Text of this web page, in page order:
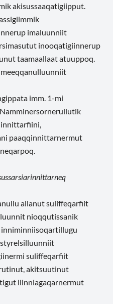
akisussaaqatigiipput.
imaluunniit
inooqatigiinnerup
taamaallaat atuuppoq.
imm. 1-mi
paaqqinnittarnermut
allanut suliffeqarfiit
nioqqutissanik
suliffeqarfiit
akitsuutinut
ilinniagaqarnermut